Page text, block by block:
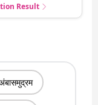
Result